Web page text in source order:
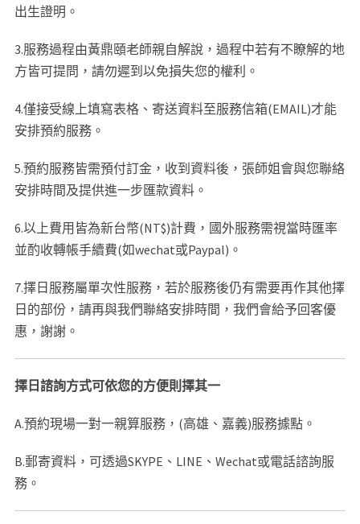
出生證明。
3.服務過程由黃鼎頤老師親自解說，過程中若有不瞭解的地
方皆可提問，請勿遲到以免損失您的權利。
4.僅接受線上填寫表格、寄送資料至服務信箱(EMAIL)才能
安排預約服務。
5.預約服務皆需預付訂金，收到資料後，張師姐會與您聯絡
安排時間及提供進一步匯款資料。
6.以上費用皆為新台幣(NT$)計費，國外服務需視當時匯率
並酌收轉帳手續費(如wechat或Paypal)。
7.擇日服務屬單次性服務，若於服務後仍有需要再作其他擇
日的部份，請再與我們聯絡安排時間，我們會給予回客優
惠，謝謝。
擇日諮詢方式可依您的方便則擇其一
A.預約現場一對一親算服務，(高雄、嘉義)服務據點。
B.郵寄資料，可透過SKYPE、LINE、Wechat或電話諮詢服
務。